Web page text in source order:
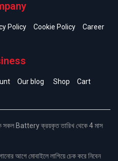
Policy Cookie Policy Career
Our blog Shop Cart
Battery ক্রয়কৃত তারিখ থেকে 4 মাস
আগে মোবাইলে লাগিয়ে চেক করে নিবেন